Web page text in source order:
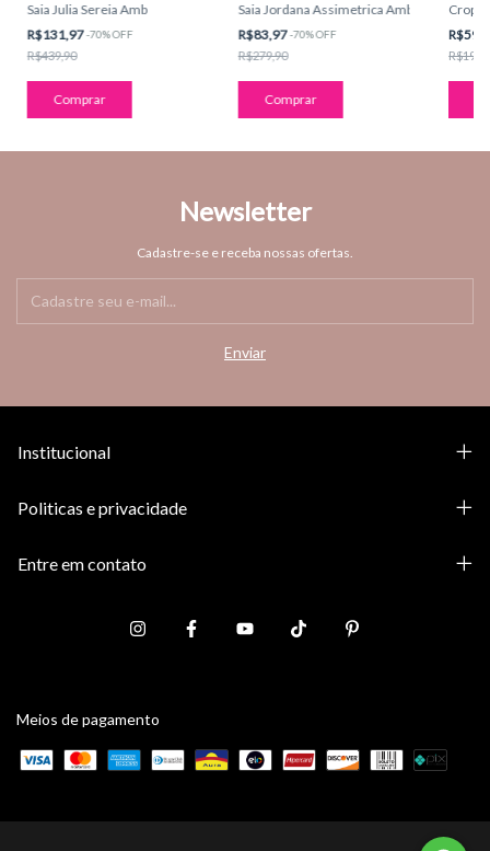
Saia Julia Sereia Amb
R$131,97-70%OFF
R$439,90
Comprar
Saia Jordana Assimetrica Amb
R$83,97-70%OFF
R$279,90
Comprar
Newsletter
Cadastre-se e receba nossas ofertas.
Institucional
Politicas e privacidade
Entre em contato
Meios de pagamento